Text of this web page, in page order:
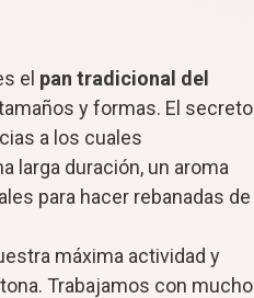
el pan tradicional del
y formas. El secreto
a los cuales
larga duración, un aroma
para hacer rebanadas de
máxima actividad y
Trabajamos con mucho